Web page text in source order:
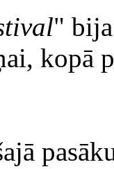
"
kopā